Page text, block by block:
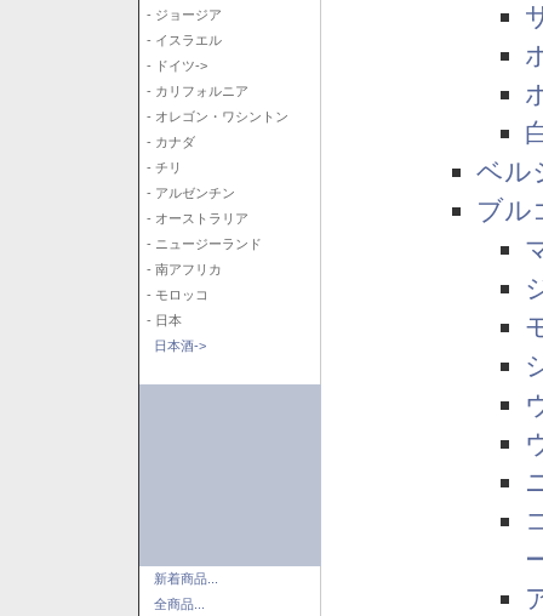
- ジョージア
- イスラエル
- ドイツ->
- カリフォルニア
- オレゴン・ワシントン
- カナダ
- チリ
- アルゼンチン
- オーストラリア
- ニュージーランド
- 南アフリカ
- モロッコ
- 日本
日本酒->
新着商品...
全商品...
ベル
ブル